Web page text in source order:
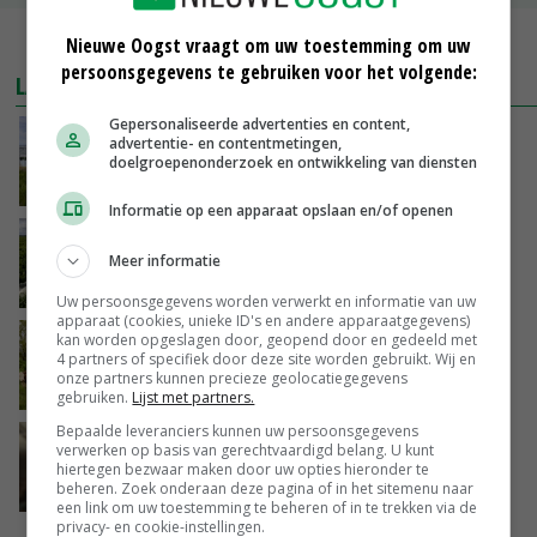
MEER MARKTPRIJZEN
LAATSTE NIEUWS
Delfland onderzoekt mogelijkheden om
glastuinders toch water te geven
Hoeve Schaffersberg: basis voor vindingrijke
verbreders
VANDAAG, 06:05
‘Samenwerking A-ware en Amalthea gaat
zorgen voor meer balans’
08-08-2026
Nieuwe Oogst vraagt om uw toestemming om uw
persoonsgegevens te gebruiken voor het volgende:
Gepersonaliseerde advertenties en content,
advertentie- en contentmetingen,
doelgroepenonderzoek en ontwikkeling van diensten
Informatie op een apparaat opslaan en/of openen
Meer informatie
Uw persoonsgegevens worden verwerkt en informatie van uw
apparaat (cookies, unieke ID's en andere apparaatgegevens)
kan worden opgeslagen door, geopend door en gedeeld met
4 partners of specifiek door deze site worden gebruikt. Wij en
onze partners kunnen precieze geolocatiegegevens
gebruiken. Lijst met partners.
Bepaalde leveranciers kunnen uw persoonsgegevens
verwerken op basis van gerechtvaardigd belang. U kunt
hiertegen bezwaar maken door uw opties hieronder te
beheren. Zoek onderaan deze pagina of in het sitemenu naar
een link om uw toestemming te beheren of in te trekken via de
privacy- en cookie-instellingen.